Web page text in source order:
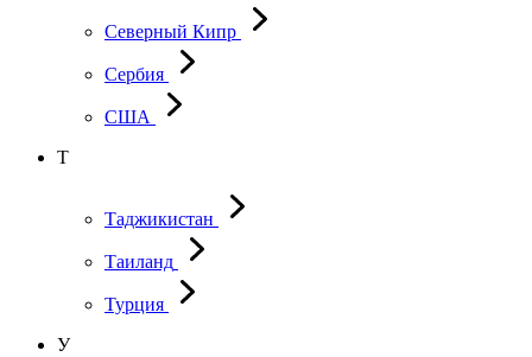
Северный Кипр
Сербия
США
Т
Таджикистан
Таиланд
Турция
У